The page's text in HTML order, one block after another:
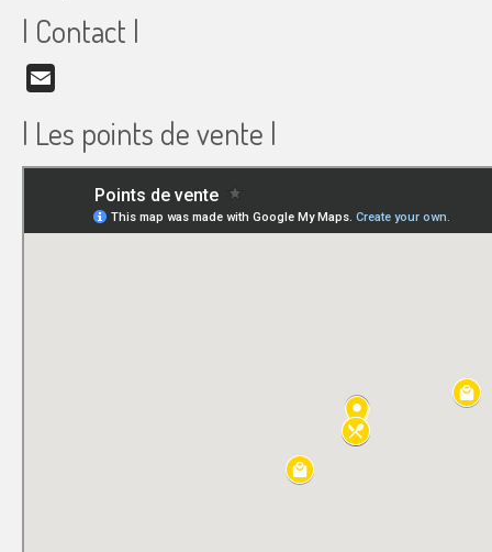
| Contact |
| Les points de vente |